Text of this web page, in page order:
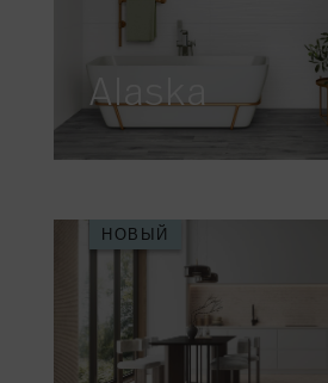
Alaska
НОВЫЙ